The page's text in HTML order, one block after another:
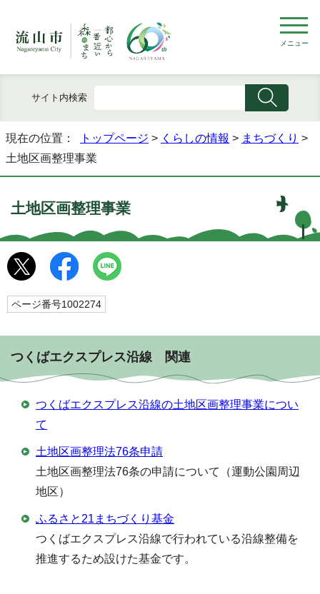
メニュー
サイト内検索
現在の位置： トップページ > くらしの情報 > まちづくり >
土地区画整理事業
土地区画整理事業
ページ番号1002274
つくばエクスプレス沿線 関連
つくばエクスプレス沿線の土地区画整理事業につい
て
土地区画整理法76条申請
土地区画整理法76条の申請について（運動公園周辺
地区）
ふるさと21まちづくり基金
つくばエクスプレス沿線で行われている沿線整備を
推進するため設けた基金です。